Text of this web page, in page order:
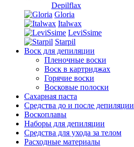
Depilflax
Gloria
Italwax
LeviSsime
Starpil
Воск для депиляции
Пленочные воски
Воск в картриджах
Горячие воски
Восковые полоски
Сахарная паста
Средства до и после депиляции
Воскоплавы
Наборы для депиляции
Средства для ухода за телом
Расходные материалы